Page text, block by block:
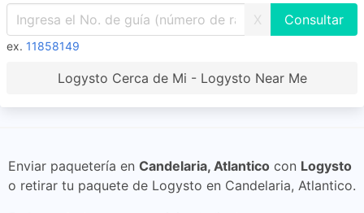
X
ex. 11858149
Logysto Cerca de Mi - Logysto Near Me
Enviar paquetería en Candelaria, Atlantico con Logysto
o retirar tu paquete de Logysto en Candelaria, Atlantico.